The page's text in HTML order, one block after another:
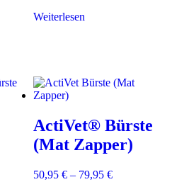
Weiterlesen
ActiVet® Bürste
(Mat Zapper)
50,95 €– 79,95 €